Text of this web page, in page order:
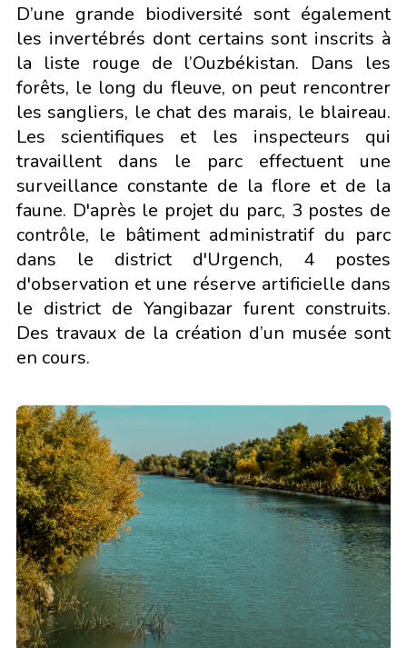
D’une grande biodiversité sont également
les invertébrés dont certains sont inscrits à
la liste rouge de l’Ouzbékistan. Dans les
forêts, le long du fleuve, on peut rencontrer
les sangliers, le chat des marais, le blaireau.
Les scientifiques et les inspecteurs qui
travaillent dans le parc effectuent une
surveillance constante de la flore et de la
faune. D'après le projet du parc, 3 postes de
contrôle, le bâtiment administratif du parc
dans le district d'Urgench, 4 postes
d'observation et une réserve artificielle dans
le district de Yangibazar furent construits.
Des travaux de la création d’un musée sont
en cours.